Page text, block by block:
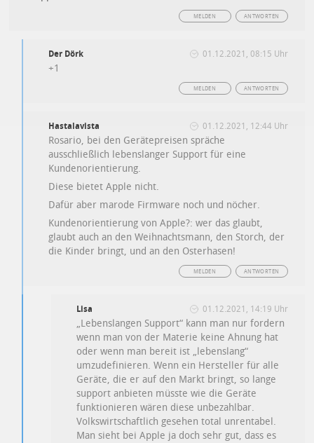
ANTWORTEN
MELDEN
Der Dörk 01.12.2021, 08:15 Uhr
+1
ANTWORTEN
MELDEN
Hastalavista 01.12.2021, 12:44 Uhr
Rosario, bei den Gerätepreisen spräche
ausschließlich lebenslanger Support für eine
Kundenorientierung.
Diese bietet Apple nicht.
Dafür aber marode Firmware noch und nöcher.
Kundenorientierung von Apple?: wer das glaubt,
glaubt auch an den Weihnachtsmann, den Storch, der
die Kinder bringt, und an den Osterhasen!
ANTWORTEN
MELDEN
Lisa 01.12.2021, 14:19 Uhr
„Lebenslangen Support“ kann man nur fordern
wenn man von der Materie keine Ahnung hat
oder wenn man bereit ist „lebenslang“
umzudefinieren. Wenn ein Hersteller für alle
Geräte, die er auf den Markt bringt, so lange
support anbieten müsste wie die Geräte
funktionieren wären diese unbezahlbar.
Volkswirtschaftlich gesehen total unrentabel.
Man sieht bei Apple ja doch sehr gut, dass es